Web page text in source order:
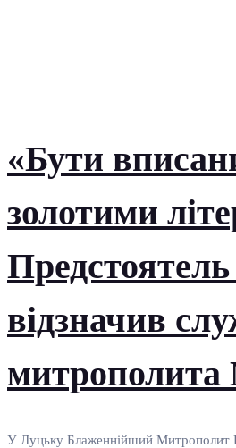
«Бути
золотими
відзначив
митрополита
У Луцьку Блаженнійший Митрополит